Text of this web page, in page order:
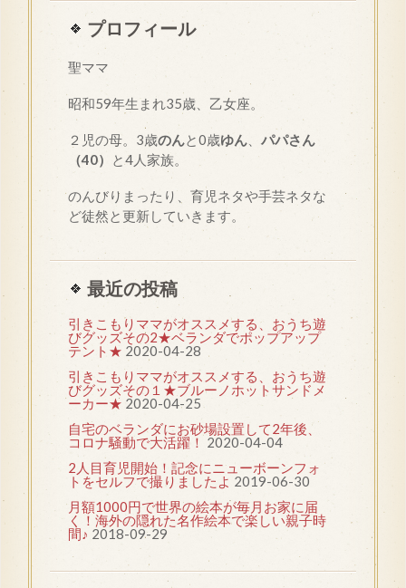
プロフィール
聖ママ
昭和59年生まれ35歳、乙女座。
２児の母。3歳のんと0歳ゆん
パパさん
（40）
と4人家族。
のんびりまったり、育児ネタや手芸ネタな
ど徒然と更新していきます。
最近の投稿
引きこもりママがオススメする、おうち遊
びグッズその2★ベランダでポップアップ
テント★ 2020-04-28
引きこもりママがオススメする、おうち遊
びグッズその１★ブルーノホットサンドメ
ーカー★ 2020-04-25
自宅のベランダにお砂場設置して2年後、
コロナ騒動で大活躍！ 2020-04-04
2人目育児開始！記念にニューボーンフォ
トをセルフで撮りましたよ 2019-06-30
月額1000円で世界の絵本が毎月お家に届
く！海外の隠れた名作絵本で楽しい親子時
間♪ 2018-09-29